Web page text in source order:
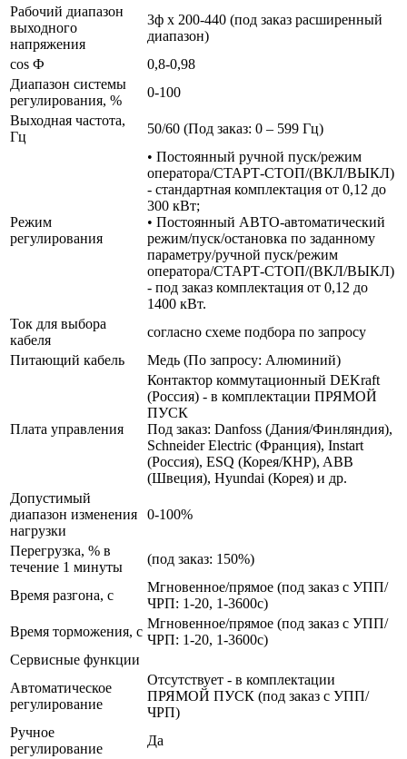
Рабочий диапазон
выходного
напряжения
3ф х 200-440 (под заказ расширенный
диапазон)
cos Ф
0,8-0,98
Диапазон системы
регулирования, %
0-100
Выходная частота,
Гц
50/60 (Под заказ: 0 – 599 Гц)
Режим
регулирования
• Постоянный ручной пуск/режим
оператора/СТАРТ-СТОП/(ВКЛ/ВЫКЛ)
- стандартная комплектация от 0,12 до
300 кВт;
• Постоянный АВТО-автоматический
режим/пуск/остановка по заданному
параметру/ручной пуск/режим
оператора/СТАРТ-СТОП/(ВКЛ/ВЫКЛ)
- под заказ комплектация от 0,12 до
1400 кВт.
Ток для выбора
кабеля
согласно схеме подбора по запросу
Питающий кабель
Медь (По запросу: Алюминий)
Плата управления
Контактор коммутационный DEKraft
(Россия) - в комплектации ПРЯМОЙ
ПУСК
Под заказ: Danfoss (Дания/Финляндия),
Schneider Electric (Франция), Instart
(Россия), ESQ (Корея/КНР), ABB
(Швеция), Hyundai (Корея) и др.
Допустимый
диапазон изменения
нагрузки
0-100%
Перегрузка, % в
течение 1 минуты
(под заказ: 150%)
Время разгона, с
Мгновенное/прямое (под заказ с УПП/
ЧРП: 1-20, 1-3600с)
Время торможения, с
Мгновенное/прямое (под заказ с УПП/
ЧРП: 1-20, 1-3600с)
Сервисные функции
Автоматическое
регулирование
Отсутствует - в комплектации
ПРЯМОЙ ПУСК (под заказ с УПП/
ЧРП)
Ручное
регулирование
Да